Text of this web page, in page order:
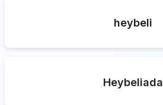
heybeli
Heybeliada